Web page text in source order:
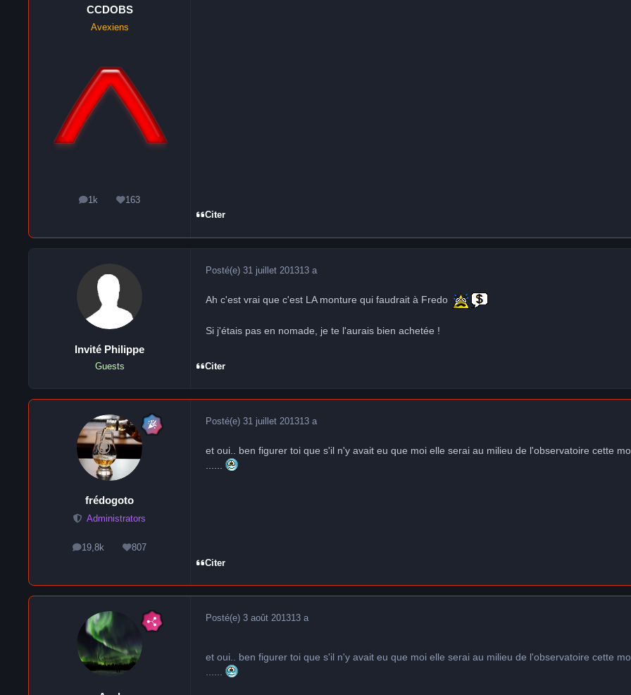
CCDOBS
Avexiens
1k
messages163
Réputation
Citer
Invité Philippe
Guests
Posté(e) 31 juillet 201313 a
Ah c'est vrai que c'est LA monture qui faudrait à Fredo
Si j'étais pas en nomade, je te l'aurais bien achetée !
Citer
frédogoto
Administrators
19,8k
messages807
Réputation
Posté(e) 31 juillet 201313 a
et oui.. ben figurer toi que s'il n'y avait eu que moi elle serai au milieu de l'observatoire cette
Citer
Posté(e) 3 août 201313 a
et oui.. ben figurer toi que s'il n'y avait eu que moi elle serai au milieu de l'observatoire cette